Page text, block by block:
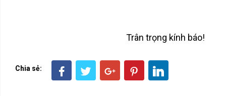
Trân trọng kính báo!
Chia sẻ: